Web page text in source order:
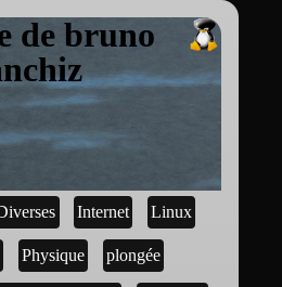
de bruno
Internet Linux
Physique plongée